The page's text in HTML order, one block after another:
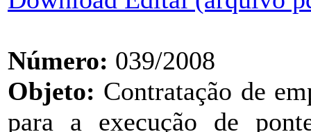
Número: 039/2008
Objeto: Contratação de
para a execução de